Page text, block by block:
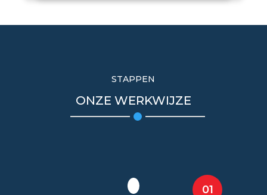
STAPPEN
ONZE WERKWIJZE
01